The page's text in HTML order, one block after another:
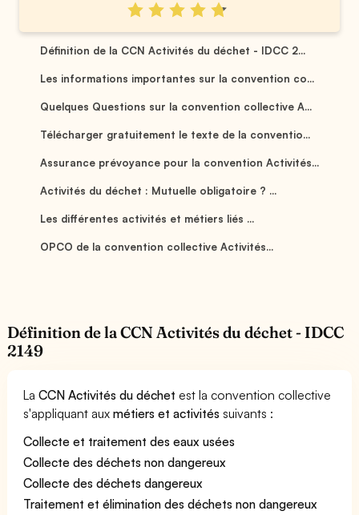
Définition de la CCN Activités du déchet - IDCC 2...
Les informations importantes sur la convention co...
Quelques Questions sur la convention collective A...
Télécharger gratuitement le texte de la conventio...
Assurance prévoyance pour la convention Activités...
Activités du déchet : Mutuelle obligatoire ? ...
Les différentes activités et métiers liés ...
OPCO de la convention collective Activités...
Définition de la CCN Activités du déchet - IDCC
2149
LaCCN Activités du déchet est la convention collective
s'appliquant auxmétiers et activités suivants :
Collecte et traitement des eaux usées
Collecte des déchets non dangereux
Collecte des déchets dangereux
Traitement et élimination des déchets non dangereux